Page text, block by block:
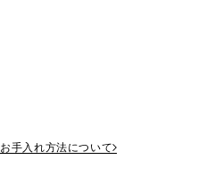
お手入れ方法について